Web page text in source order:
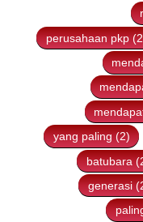
perusahaan pkp
yang paling (2)
batubara
generasi